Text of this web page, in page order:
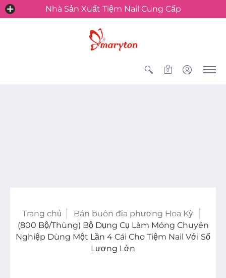
Nhà Sản Xuất Tiệm Nail Cung Cấp
0
Trang chủ
Bán buôn địa phương Hoa Kỳ
(800 Bộ/Thùng) Bộ Dụng Cụ Làm Móng Chuyên
Nghiệp Dùng Một Lần 4 Cái Cho Tiệm Nail Với Số
Lượng Lớn